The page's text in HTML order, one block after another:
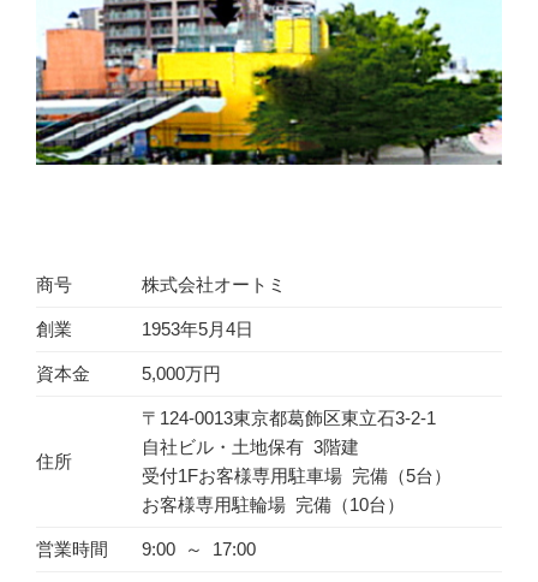
商号 株式会社オートミ
創業 1953年5月4日
資本金 5,000万円
住所
〒124-0013東京都葛飾区東立石3-2-1
自社ビル・土地保有 3階建
受付1Fお客様専用駐車場 完備（5台）
お客様専用駐輪場 完備（10台）
営業時間 9:00 ～ 17:00